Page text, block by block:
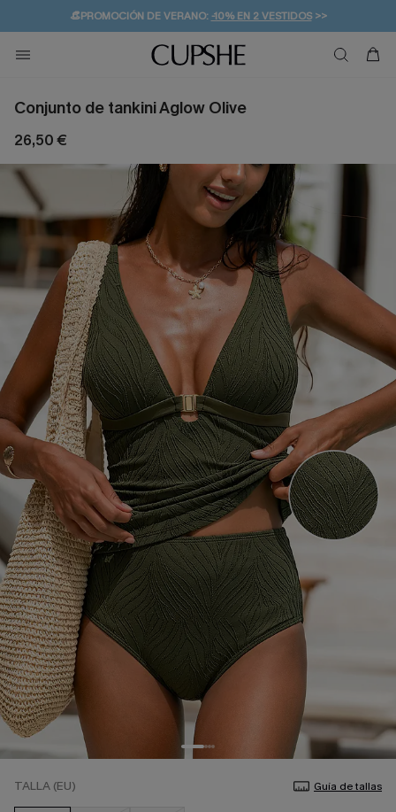
👒PROMOCIÓN DE VERANO:-10% EN 2 VESTIDOS>>
💌¡SUSCRIBIRSE & GANAR -10% EXTRA!
🚚ENVÍO GRATUITO A PARTIR DE 49 € >>
Conjunto de tankini Aglow Olive
26,50 €
TALLA (EU) Guía de tallas